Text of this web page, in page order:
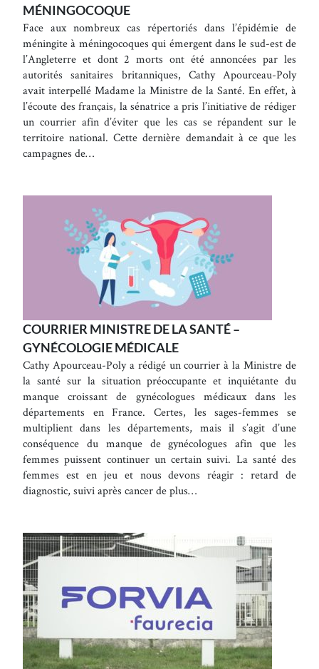
MÉNINGOCOQUE
Face aux nombreux cas répertoriés dans l’épidémie de
méningite à méningocoques qui émergent dans le sud-est de
l’Angleterre et dont 2 morts ont été annoncées par les
autorités sanitaires britanniques, Cathy Apourceau-Poly
avait interpellé Madame la Ministre de la Santé. En effet, à
l’écoute des français, la sénatrice a pris l’initiative de rédiger
un courrier afin d’éviter que les cas se répandent sur le
territoire national. Cette dernière demandait à ce que les
campagnes de…
COURRIER MINISTRE DE LA SANTÉ –
GYNÉCOLOGIE MÉDICALE
Cathy Apourceau-Poly a rédigé un courrier à la Ministre de
la santé sur la situation préoccupante et inquiétante du
manque croissant de gynécologues médicaux dans les
départements en France. Certes, les sages-femmes se
multiplient dans les départements, mais il s’agit d’une
conséquence du manque de gynécologues afin que les
femmes puissent continuer un certain suivi. La santé des
femmes est en jeu et nous devons réagir : retard de
diagnostic, suivi après cancer de plus…